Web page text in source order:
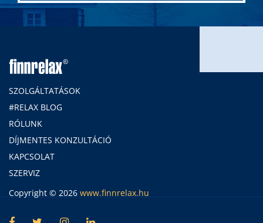
SZOLGÁLTATÁSOK
#RELAX BLOG
RÓLUNK
DÍJMENTES KONZULTÁCIÓ
KAPCSOLAT
SZERVIZ
Copyright © 2026 www.finnrelax.hu